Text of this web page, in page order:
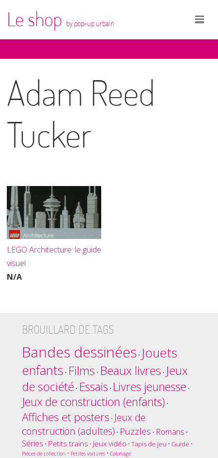
Le shop by pop-up urbain
Adam Reed
Tucker
LEGO Architecture: le guide
visuel
N/A
BROUILLARD DE TAGS
Bandes dessinées• Jouets
enfants • Films • Beaux livres • Jeux
de société • Essais • Livres jeunesse •
Jeux de construction (enfants) •
Affiches et posters • Jeux de
construction (adultes) • Puzzles • Romans •
Séries • Petits trains • Jeux vidéo • Tapis de jeu • Guide •
Pièces de collection • Petites voitures• Coloriage